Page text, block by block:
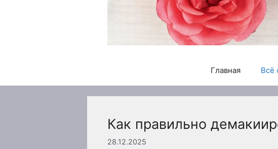
Главная Всё
Как правильно
28.12.2025